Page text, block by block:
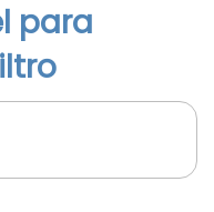
para